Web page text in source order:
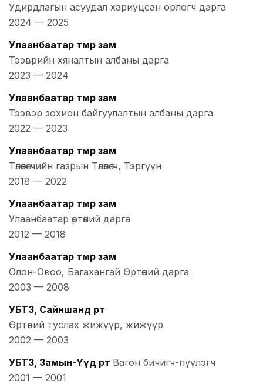
Удирдлагын асуудал хариуцсан орлогч дарга
2024 — 2025
Улаанбаатар төмөр зам
Тээврийн хяналтын албаны дарга
2023 — 2024
Улаанбаатар төмөр зам
Тээвэр зохион байгуулалтын албаны дарга
2022 — 2023
Улаанбаатар төмөр зам
Төлөөлөгчийн газрын Төлөөлөгч, Тэргүүн
2018 — 2022
Улаанбаатар төмөр зам
Улаанбаатар өртөөний дарга
2012 — 2018
Улаанбаатар төмөр зам
Олон-Овоо, Багахангай Өртөөний дарга
2003 — 2008
УБТЗ, Сайншанд өртөө
Өртөөний туслах жижүүр, жижүүр
2002 — 2003
УБТЗ, Замын-Үүд өртөө Вагон бичигч-пүүлэгч
2001 — 2001